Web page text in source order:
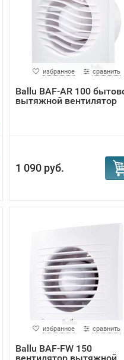
избранное сравнить
Ballu BAF-AR 100
вытяжной вентилятор
1 090 руб.
избранное сравнить
Ballu BAF-FW 150